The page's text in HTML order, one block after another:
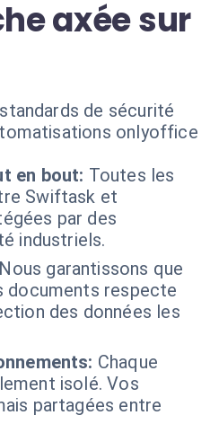
axée sur
de sécurité
onlyoffice
en bout: Toutes les
Swiftask et
par des
industriels.
Nous garantissons que
documents respecte
des données les
Chaque
isolé. Vos
partagées entre